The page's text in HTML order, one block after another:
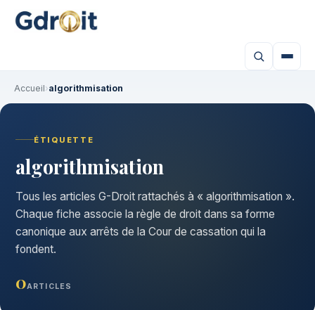
Accueil›algorithmisation
ÉTIQUETTE
algorithmisation
Tous les articles G-Droit rattachés à « algorithmisation ».
Chaque fiche associe la règle de droit dans sa forme
canonique aux arrêts de la Cour de cassation qui la
fondent.
0ARTICLES